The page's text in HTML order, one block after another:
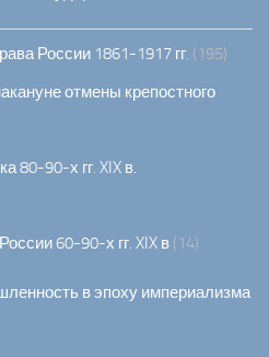
России 1861-1917 гг. (195)
отмены крепостного
80-90-х гг. XIX в.
60-90-х гг. XIX в (14)
в эпоху империализма